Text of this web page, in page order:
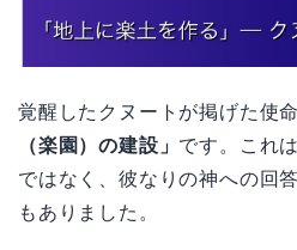
覚醒したクヌートが掲げた使
（楽園）の建設」 です。これ
ではなく、彼なりの神への回
もありました。